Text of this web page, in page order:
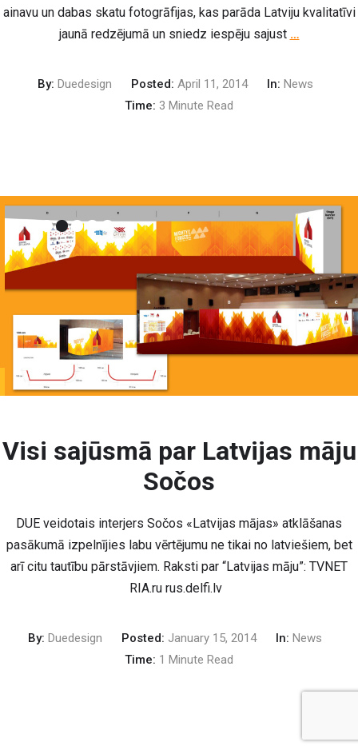
ainavu un dabas skatu fotogrāfijas, kas parāda Latviju kvalitatīvi
jaunā redzējumā un sniedz iespēju sajust …
By: Duedesign Posted: April 11, 2014 In: News
Time: 3 Minute Read
Visi sajūsmā par Latvijas māju
Sočos
DUE veidotais interjers Sočos «Latvijas mājas» atklāšanas
pasākumā izpelnījies labu vērtējumu ne tikai no latviešiem, bet
arī citu tautību pārstāvjiem. Raksti par “Latvijas māju”: TVNET
RIA.ru rus.delfi.lv
By: Duedesign Posted: January 15, 2014 In: News
Time: 1 Minute Read